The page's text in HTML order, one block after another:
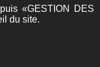
«GESTION DES
du site.